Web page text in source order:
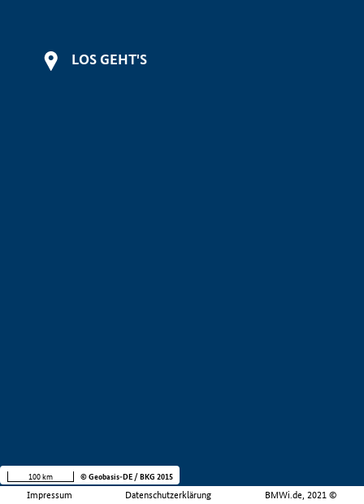
LOS GEHT'S
Impressum Datenschutzerklärung BMWi.de, 2021 ©
100 km © Geobasis-DE / BKG 2015